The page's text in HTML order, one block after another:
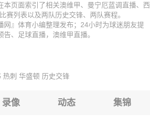
澳维甲】 曼宁厄蓝调VS西部联青年FC
【澳维甲】 曼宁厄蓝调VS西部联青年FC
澳维甲】 曼宁厄蓝调VS西部联青年FC
【澳维甲】 曼宁厄蓝调VS西部联青年FC
澳维甲】 曼宁厄蓝调VS西部联青年FC
本页面索引了相关澳维甲、曼宁厄蓝调直播、西
赛列表以及两队历史交锋、两队赛程。
』体育小编整理发布；24小时为球迷朋友提
、足球直播，澳维甲直播。
热刺 华盛顿 历史交锋
录像 动态 集锦